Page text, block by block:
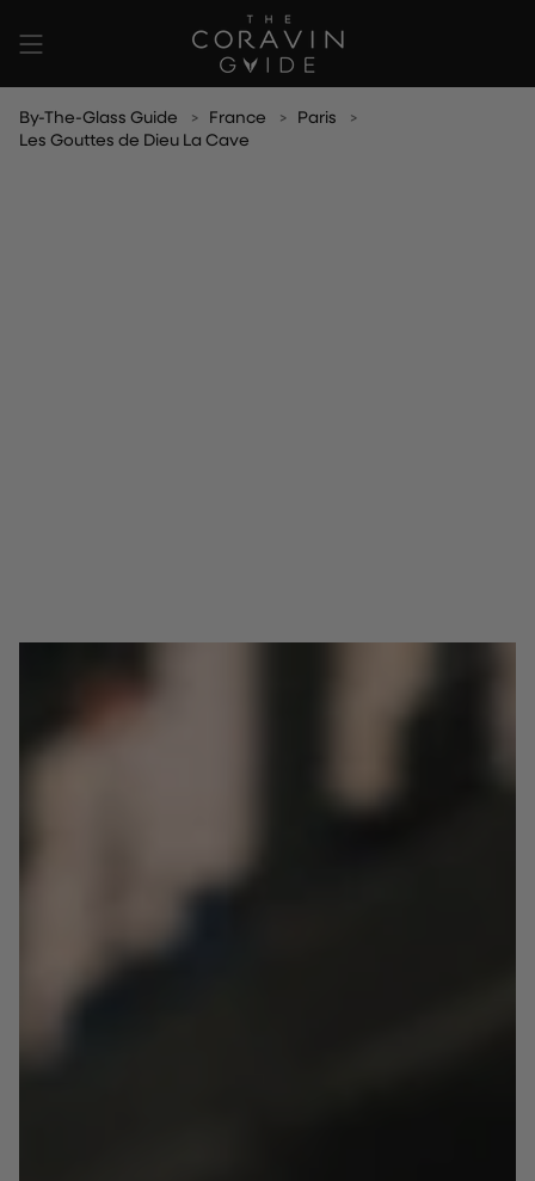
content
By-The-Glass Guide France
Paris
Les Gouttes de Dieu La Cave